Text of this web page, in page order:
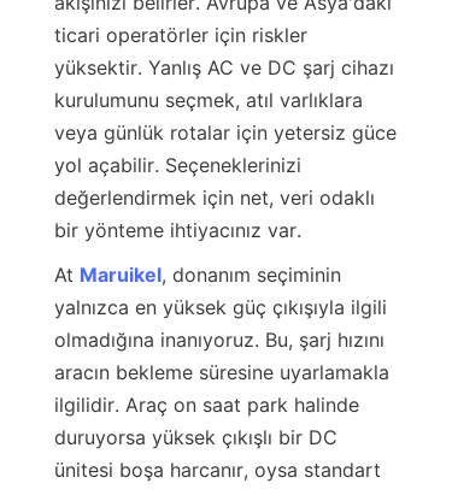
ticari operatörler için riskler
yüksektir. Yanlış AC ve DC şarj cihazı
kurulumunu seçmek, atıl varlıklara
veya günlük rotalar için yetersiz güce
yol açabilir. Seçeneklerinizi
değerlendirmek için net, veri odaklı
bir yönteme ihtiyacınız var.
At Maruikel, donanım seçiminin
yalnızca en yüksek güç çıkışıyla ilgili
olmadığına inanıyoruz. Bu, şarj hızını
aracın bekleme süresine uyarlamakla
ilgilidir. Araç on saat park halinde
duruyorsa yüksek çıkışlı bir DC
ünitesi boşa harcanır, oysa standart